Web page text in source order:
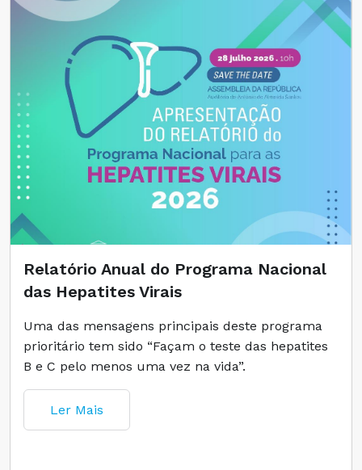
Relatório Anual do Programa Nacional
das Hepatites Virais
Uma das mensagens principais deste programa
prioritário tem sido “Façam o teste das hepatites
B e C pelo menos uma vez na vida”.
Ler Mais